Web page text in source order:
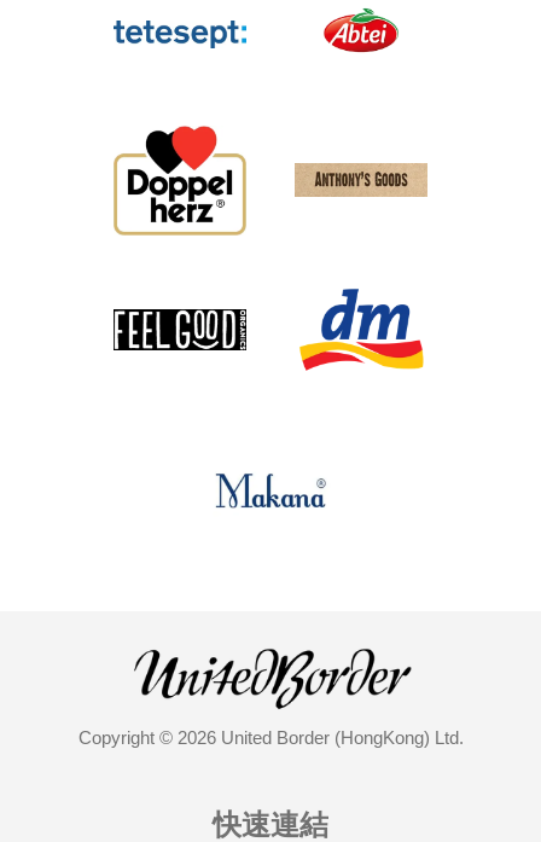
Copyright © 2026 United Border (HongKong) Ltd.
快速連結